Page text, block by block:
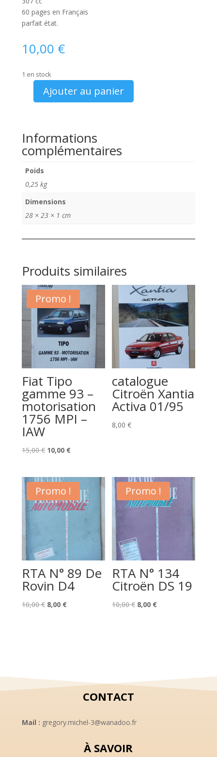
60 pages en Français
parfait état.
10,00 €
1 en stock
quantité
MAG
N°
7
automne
hiver
2003
Ajouter au panier
Informations
complémentaires
Poids
0,25 kg
Dimensions
28 × 23 × 1 cm
Produits similaires
Promo !
Fiat Tipo
gamme 93 –
motorisation
1756 MPI –
IAW
15,00€ Le
initial
était :
15,00 €.
10,00 €Le
actuel
est :
10,00 €.
catalogue
Citroën Xantia
Activa 01/95
8,00€
Promo !
RTA N° 89 De
Rovin D4
10,00€ Le
8,00 €Le
Promo !
RTA N° 134
Citroën DS 19
10,00€ Le
8,00 €Le
CONTACT
Mail : gregory.michel-3@wanadoo.fr
À SAVOIR